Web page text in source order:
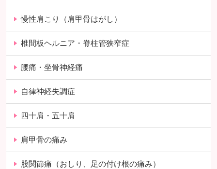
慢性肩こり（肩甲骨はがし）
椎間板ヘルニア・脊柱管狭窄症
腰痛・坐骨神経痛
自律神経失調症
四十肩・五十肩
肩甲骨の痛み
股関節痛（おしり、足の付け根の痛み）